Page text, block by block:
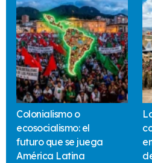
Colonialismo o
ecosocialismo: el
futuro que se juega
América Latina